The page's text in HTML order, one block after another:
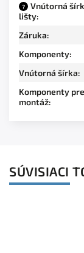
?
Vnútorná
lišty:
Záruka:
Komponenty:
Vnútorná šírka:
Komponenty pre
montáž:
SÚVISIACI